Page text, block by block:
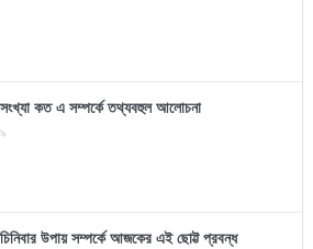
সংখ্যা কত এ সম্পর্কে তথ্যবহুল আলোচনা
চিনিবার উপায় সম্পর্কে আজকের এই ছোট্ট প্রবন্ধ